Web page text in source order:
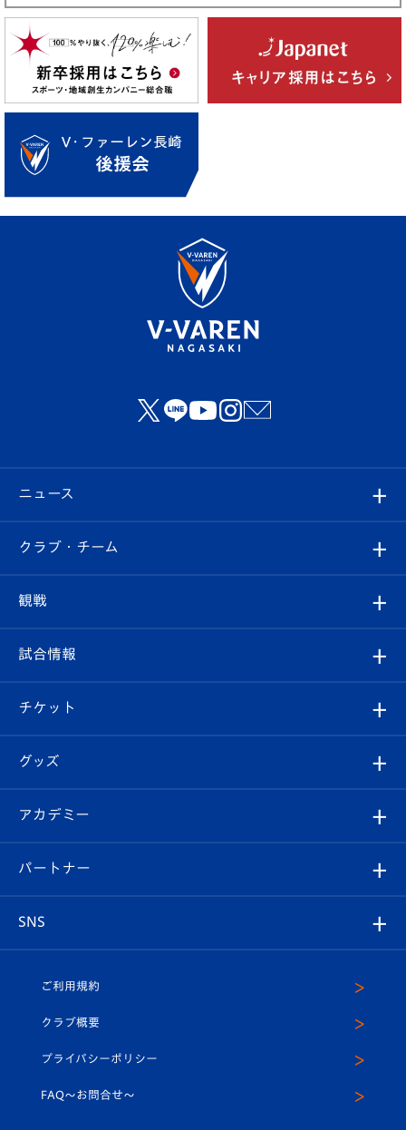
ニュース
すべて
クラブ
試合情報
チケット
イベント
メディア
ホームタウン
クラブ・チーム
クラブ概要
エンブレム紹介
スタッフプロフィール
マスコット紹介
平和祈念活動
観戦
観戦ルール
はじめての観戦ガイド
Revive Team
ヴィヴィくんの長崎おもてなしガイド
試合情報
試合日程/結果
フォトギャラリー
スタジアムグルメ
チケット
チケット
V-LOVERS（ファンクラブ）
プレイヤーズスイート
グッズ
オンラインショップ
店舗情報
アカデミー
育成からのお知らせ
U-18
スクール
パートナー
SNS
ヴィヴィくんインスタグラム
公式LINE＠
ご利用規約
クラブ概要
プライバシーポリシー
FAQ〜お問合せ〜